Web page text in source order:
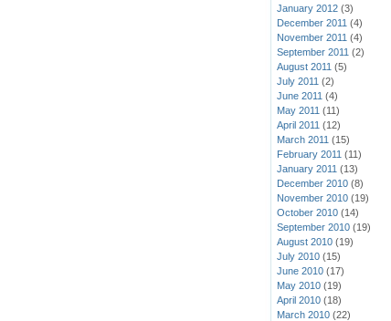
January 2012 (3)
December 2011 (4)
November 2011 (4)
September 2011 (2)
August 2011 (5)
July 2011 (2)
June 2011 (4)
May 2011 (11)
April 2011 (12)
March 2011 (15)
February 2011 (11)
January 2011 (13)
December 2010 (8)
November 2010 (19)
October 2010 (14)
September 2010 (19)
August 2010 (19)
July 2010 (15)
June 2010 (17)
May 2010 (19)
April 2010 (18)
March 2010 (22)